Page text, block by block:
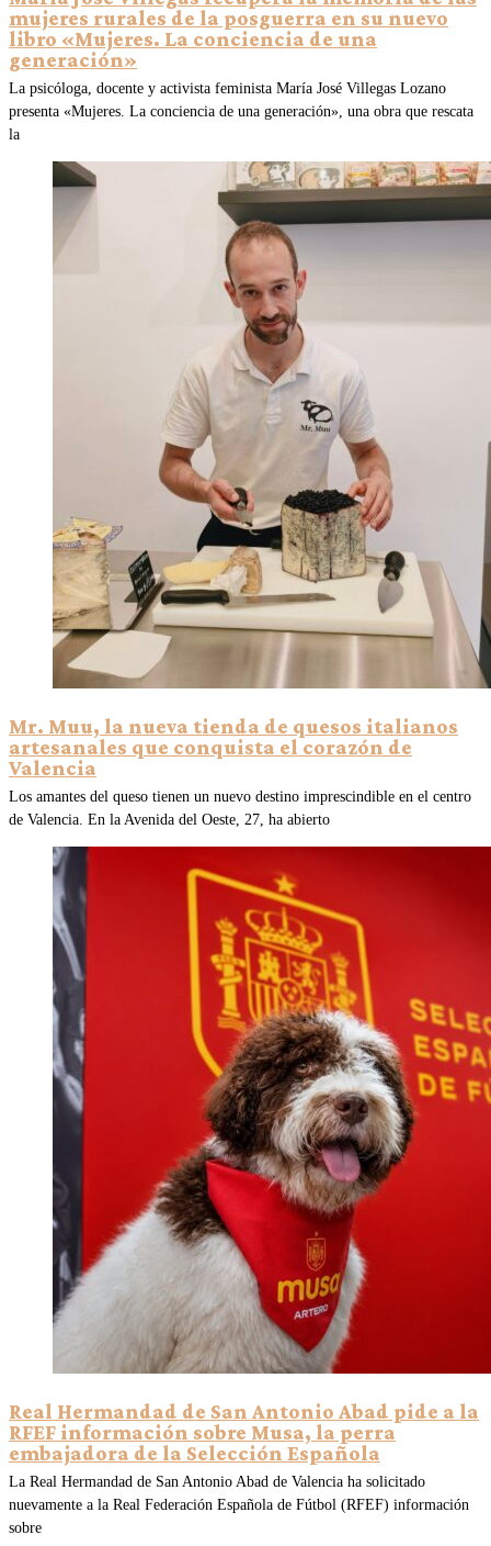
mujeres rurales de la posguerra en su nuevo
libro «Mujeres. La conciencia de una
generación»
La psicóloga, docente y activista feminista María José Villegas Lozano
presenta «Mujeres. La conciencia de una generación», una obra que rescata
la
Mr. Muu, la nueva tienda de quesos italianos
artesanales que conquista el corazón de
Valencia
Los amantes del queso tienen un nuevo destino imprescindible en el centro
de Valencia. En la Avenida del Oeste, 27, ha abierto
Real Hermandad de San Antonio Abad pide a la
RFEF información sobre Musa, la perra
embajadora de la Selección Española
La Real Hermandad de San Antonio Abad de Valencia ha solicitado
nuevamente a la Real Federación Española de Fútbol (RFEF) información
sobre